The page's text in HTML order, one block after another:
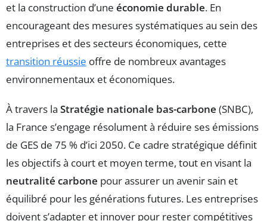
et la construction d’une économie durable. En
encourageant des mesures systématiques au sein des
entreprises et des secteurs économiques, cette
transition réussie offre de nombreux avantages
environnementaux et économiques.
À travers la Stratégie nationale bas-carbone (SNBC),
la France s’engage résolument à réduire ses émissions
de GES de 75 % d’ici 2050. Ce cadre stratégique définit
les objectifs à court et moyen terme, tout en visant la
neutralité carbone pour assurer un avenir sain et
équilibré pour les générations futures. Les entreprises
doivent s’adapter et innover pour rester compétitives